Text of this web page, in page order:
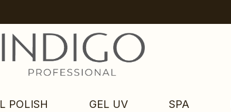
POLISH GEL UV SPA